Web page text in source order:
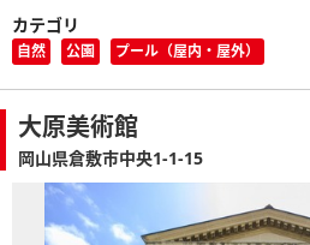
カテゴリ
自然 公園 プール（屋内・屋外）
大原美術館
岡山県倉敷市中央1-1-15